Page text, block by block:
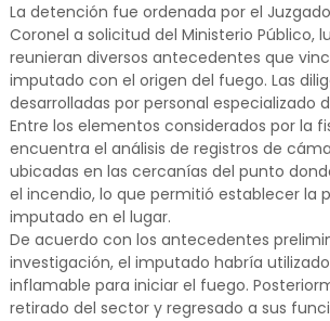
La detención fue ordenada por el
Coronel a solicitud del Ministerio Público,
reunieran diversos antecedentes que
imputado con el origen del fuego. Las
desarrolladas por personal especializado
Entre los elementos considerados por la
encuentra el análisis de registros de
ubicadas en las cercanías del punto
el incendio, lo que permitió establecer la
imputado en el lugar.
De acuerdo con los antecedentes
investigación, el imputado habría
inflamable para iniciar el fuego.
retirado del sector y regresado a sus